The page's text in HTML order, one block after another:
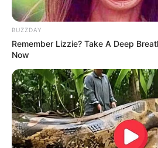
BUZZDAY
Remember Lizzie? Take A Deep
Now